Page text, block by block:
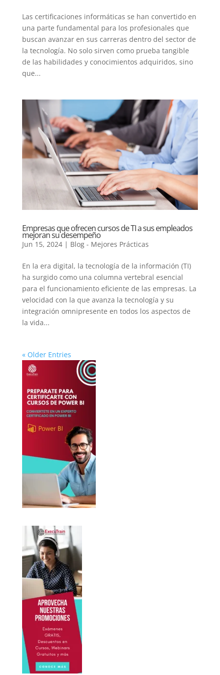
Las certificaciones informáticas se han convertido en
una parte fundamental para los profesionales que
buscan avanzar en sus carreras dentro del sector de
la tecnología. No solo sirven como prueba tangible
de las habilidades y conocimientos adquiridos, sino
que...
Empresas que ofrecen cursos de TI a sus empleados
mejoran su desempeño
Jun 15, 2024| Blog - Mejores Prácticas
En la era digital, la tecnología de la información (TI)
ha surgido como una columna vertebral esencial
para el funcionamiento eficiente de las empresas. La
velocidad con la que avanza la tecnología y su
integración omnipresente en todos los aspectos de
la vida...
« Older Entries